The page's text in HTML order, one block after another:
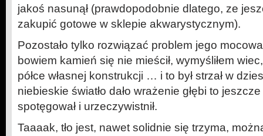
jakoś nasunął (prawdopodobnie dlatego, ze
zakupić gotowe w sklepie akwarystycznym).
Pozostało tylko rozwiązać problem jego
bowiem kamień się nie mieścił, wymyśliłem
półce własnej konstrukcji … i to był strzał w
niebieskie światło dało wrażenie głębi to jeszcze
spotęgował i urzeczywistnił.
Taaaak, tło jest, nawet solidnie się trzyma,